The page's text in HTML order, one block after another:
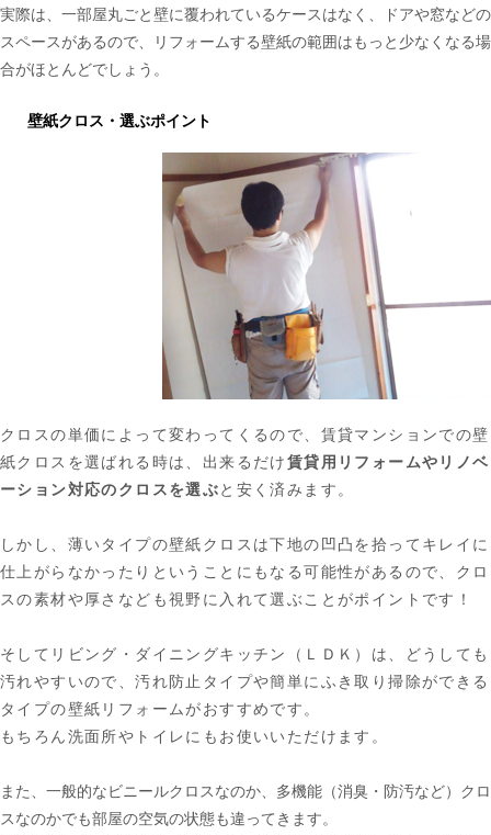
実際は、一部屋丸ごと壁に覆われているケースはなく、ドアや窓などの
スペースがあるので、リフォームする壁紙の範囲はもっと少なくなる場
合がほとんどでしょう。
壁紙クロス・選ぶポイント
クロスの単価によって変わってくるので、賃貸マンションでの壁
紙クロスを選ばれる時は、出来るだけ賃貸用リフォームやリノベ
ーション対応のクロスを選ぶと安く済みます。
しかし、薄いタイプの壁紙クロスは下地の凹凸を拾ってキレイに
仕上がらなかったりということにもなる可能性があるので、クロ
スの素材や厚さなども視野に入れて選ぶことがポイントです！
そしてリビング・ダイニングキッチン（ＬＤＫ）は、どうしても
汚れやすいので、汚れ防止タイプや簡単にふき取り掃除ができる
タイプの壁紙リフォームがおすすめです。
もちろん洗面所やトイレにもお使いいただけます。
また、一般的なビニールクロスなのか、多機能（消臭・防汚など）クロ
スなのかでも部屋の空気の状態も違ってきます。